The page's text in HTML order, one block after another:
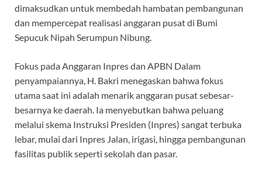
dimaksudkan untuk membedah hambatan pembangunan
dan mempercepat realisasi anggaran pusat di Bumi
Sepucuk Nipah Serumpun Nibung.
‎Fokus pada Anggaran Inpres dan APBN Dalam
penyampaiannya, H. Bakri menegaskan bahwa fokus
utama saat ini adalah menarik anggaran pusat sebesar-
besarnya ke daerah. Ia menyebutkan bahwa peluang
melalui skema Instruksi Presiden (Inpres) sangat terbuka
lebar, mulai dari Inpres Jalan, irigasi, hingga pembangunan
fasilitas publik seperti sekolah dan pasar.